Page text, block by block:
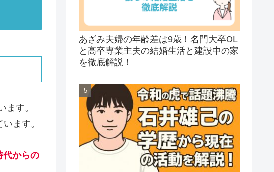
ます。
ます。
代からの
あざみ夫婦の年齢差は9歳！名門大卒OL
と高卒専業主夫の結婚生活と建設中の家
を徹底解説！